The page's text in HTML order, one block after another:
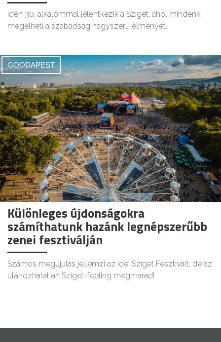
Idén 30. alkalommal jelentkezik a Sziget, ahol mindenki
megélheti a szabadság nagyszerű élményét.
GOODAPEST
Különleges újdonságokra
számíthatunk hazánk legnépszerűbb
zenei fesztiválján
Számos megújulás jellemzi az idei Sziget Fesztivált, de az
utánozhatatlan Sziget-feeling megmarad!